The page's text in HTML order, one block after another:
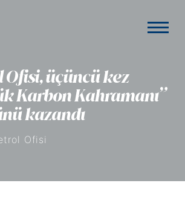
Ofisi, üçüncü kez
Karbon Kahramanı”
kazandı
Ofisi